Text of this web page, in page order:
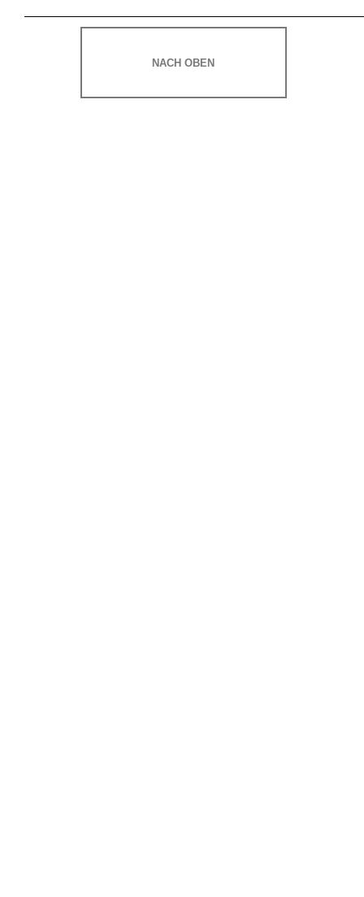
NACH OBEN